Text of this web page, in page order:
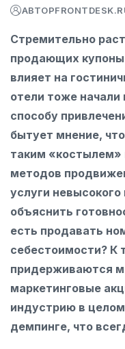
АВТОР
Стремительно
продающих купоны
влияет на
отели тоже начали
способу
бытует мнение,
таким «костылем»
методов
услуги невысокого
объяснить
есть продавать
себестоимости? К
придерживаются
маркетинговые
индустрию в
демпинге, что